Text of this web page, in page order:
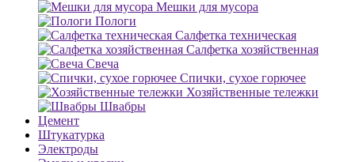
Мешки для мусора
Пологи
Салфетка техническая
Салфетка хозяйственная
Свеча
Спички, сухое горючее
Хозяйственные тележки
Швабры
Цемент
Штукатурка
Электроды